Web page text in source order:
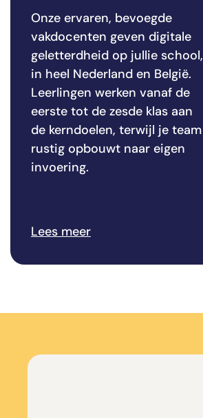
Onze ervaren, bevoegde
vakdocenten geven digitale
geletterdheid op jullie school,
in heel Nederland en België.
Leerlingen werken vanaf de
eerste tot de zesde klas aan
de kerndoelen, terwijl je team
rustig opbouwt naar eigen
invoering.
Lees meer